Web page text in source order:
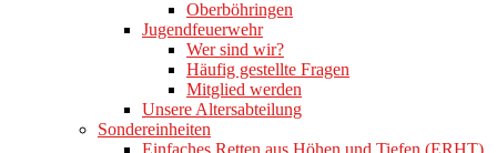
Oberböhringen
Jugendfeuerwehr
Wer sind wir?
Häufig gestellte Fragen
Mitglied werden
Unsere Altersabteilung
Sondereinheiten
Einfaches Retten aus Höhen und Tiefen (ERHT)